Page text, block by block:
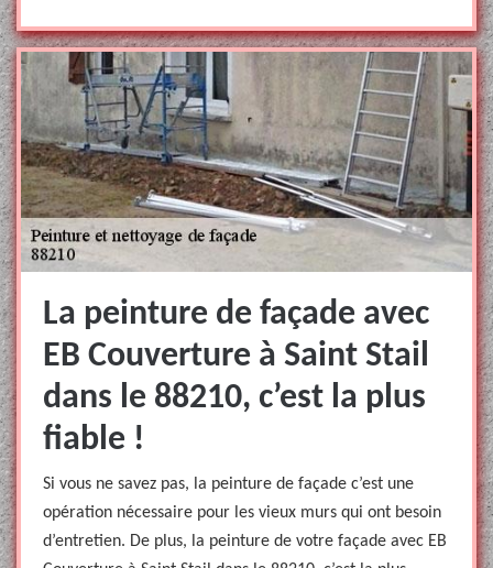
La peinture de façade avec
EB Couverture à Saint Stail
dans le 88210, c’est la plus
fiable !
Si vous ne savez pas, la peinture de façade c’est une
opération nécessaire pour les vieux murs qui ont besoin
d’entretien. De plus, la peinture de votre façade avec EB